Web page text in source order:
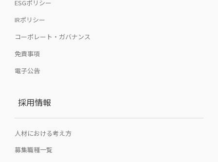
ESGポリシー
IRポリシー
コーポレート・ガバナンス
免責事項
電子公告
採用情報
人材における考え方
募集職種一覧